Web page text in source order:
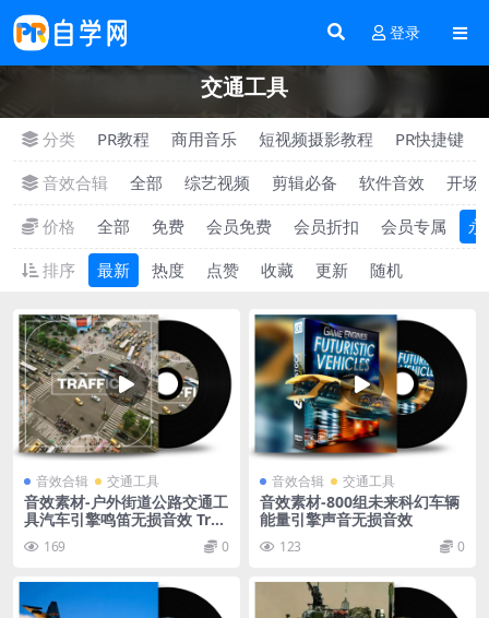
登录
交通工具
分类 PR教程 商用音乐 短视频摄影教程 PR快捷键
音效合辑
全部 综艺视频 剪辑必备 软件音效
开场
价格
全部 免费 会员免费 会员折扣 会员专属
排序
最新 热度 点赞 收藏 更新 随机
音效合辑 交通工具
音效素材-户外街道公路交通工
具汽车引擎鸣笛无损音效 Tra
169 0
音效合辑 交通工具
音效素材-800组未来科幻车辆
能量引擎声音无损音效
123 0